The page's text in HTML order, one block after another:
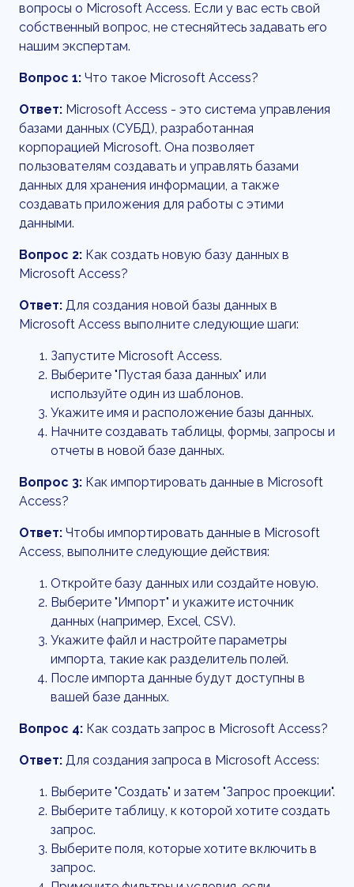
вопросы о Microsoft Access. Если у вас есть свой
собственный вопрос, не стесняйтесь задавать его
нашим экспертам.
Вопрос 1: Что такое Microsoft Access?
Ответ: Microsoft Access - это система управления
базами данных (СУБД), разработанная
корпорацией Microsoft. Она позволяет
пользователям создавать и управлять базами
данных для хранения информации, а также
создавать приложения для работы с этими
данными.
Вопрос 2: Как создать новую базу данных в
Microsoft Access?
Ответ: Для создания новой базы данных в
Microsoft Access выполните следующие шаги:
Запустите Microsoft Access.
Выберите "Пустая база данных" или
используйте один из шаблонов.
Укажите имя и расположение базы данных.
Начните создавать таблицы, формы, запросы и
отчеты в новой базе данных.
Вопрос 3: Как импортировать данные в Microsoft
Access?
Ответ: Чтобы импортировать данные в Microsoft
Access, выполните следующие действия:
Откройте базу данных или создайте новую.
Выберите "Импорт" и укажите источник
данных (например, Excel, CSV).
Укажите файл и настройте параметры
импорта, такие как разделитель полей.
После импорта данные будут доступны в
вашей базе данных.
Вопрос 4: Как создать запрос в Microsoft Access?
Ответ: Для создания запроса в Microsoft Access:
Выберите "Создать" и затем "Запрос проекции".
Выберите таблицу, к которой хотите создать
запрос.
Выберите поля, которые хотите включить в
запрос.